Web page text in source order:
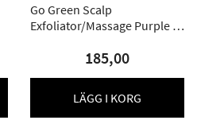
Go Green Scalp
Exfoliator/Massage Purple -
185,00
LÄGG I KORG